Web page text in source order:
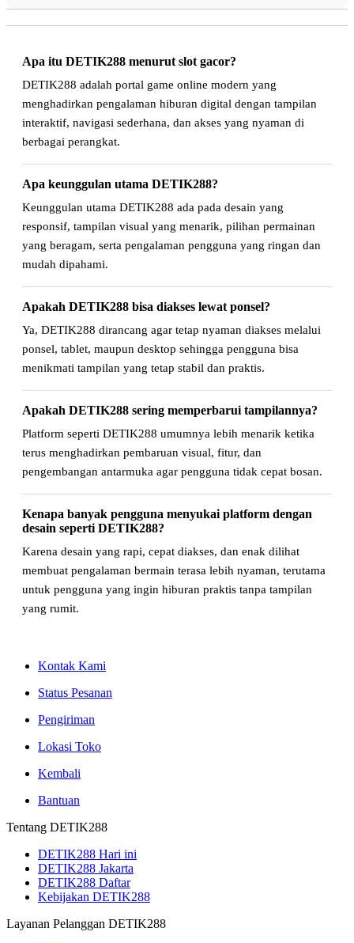
Apa itu DETIK288 menurut slot gacor?
DETIK288 adalah portal game online modern yang
menghadirkan pengalaman hiburan digital dengan tampilan
interaktif, navigasi sederhana, dan akses yang nyaman di
berbagai perangkat.
Apa keunggulan utama DETIK288?
Keunggulan utama DETIK288 ada pada desain yang
responsif, tampilan visual yang menarik, pilihan permainan
yang beragam, serta pengalaman pengguna yang ringan dan
mudah dipahami.
Apakah DETIK288 bisa diakses lewat ponsel?
Ya, DETIK288 dirancang agar tetap nyaman diakses melalui
ponsel, tablet, maupun desktop sehingga pengguna bisa
menikmati tampilan yang tetap stabil dan praktis.
Apakah DETIK288 sering memperbarui tampilannya?
Platform seperti DETIK288 umumnya lebih menarik ketika
terus menghadirkan pembaruan visual, fitur, dan
pengembangan antarmuka agar pengguna tidak cepat bosan.
Kenapa banyak pengguna menyukai platform dengan
desain seperti DETIK288?
Karena desain yang rapi, cepat diakses, dan enak dilihat
membuat pengalaman bermain terasa lebih nyaman, terutama
untuk pengguna yang ingin hiburan praktis tanpa tampilan
yang rumit.
Kontak Kami
Status Pesanan
Pengiriman
Lokasi Toko
Kembali
Bantuan
Tentang DETIK288
DETIK288 Hari ini
DETIK288 Jakarta
DETIK288 Daftar
Kebijakan DETIK288
Layanan Pelanggan DETIK288